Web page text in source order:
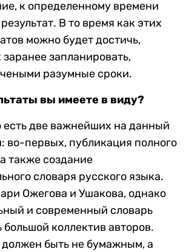
к определенному времени
В то время как этих
можно будет достичь,
заранее запланировать,
разумные сроки.
вы имеете в виду?
две важнейших на данный
во-первых, публикация полного
также создание
словаря русского языка.
Ожегова и Ушакова, однако
и современный словарь
коллектив авторов.
должен быть не бумажным, а